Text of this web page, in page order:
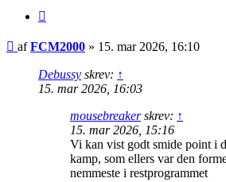
Indlæg
afFCM2000 » 15. mar 2026, 16:10
Debussy skrev: ↑
15. mar 2026, 16:03
mousebreakerskrev: ↑
15. mar 2026, 15:16
Vi kan vist godt smide point i
kamp, som ellers var den
nemmeste i restprogrammet